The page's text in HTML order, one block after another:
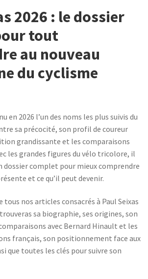
Les
options
être
choisies
sur
produit
2026 : le dossier
tout
au nouveau
du cyclisme
en 2026 l’un des noms les plus suivis du
sa précocité, son profil de coureur
grandissante et les comparaisons
les grandes figures du vélo tricolore, il
dossier complet pour mieux comprendre
et ce qu’il peut devenir.
nos articles consacrés à Paul Seixas
sa biographie, ses origines, son
avec Bernard Hinault et les
français, son positionnement face aux
que toutes les clés pour suivre son